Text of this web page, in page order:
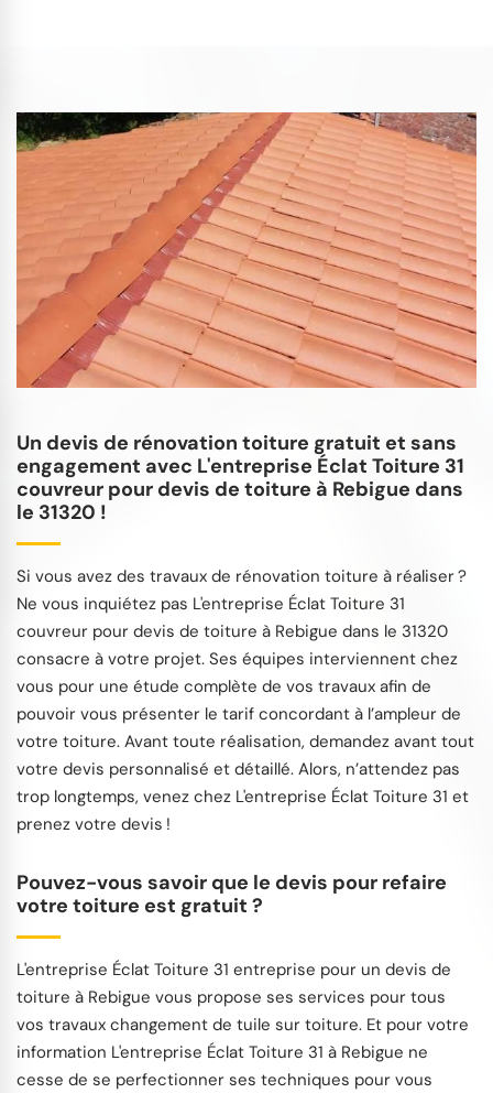
Un devis de rénovation toiture gratuit et sans
engagement avec L'entreprise Éclat Toiture 31
couvreur pour devis de toiture à Rebigue dans
le 31320 !
Si vous avez des travaux de rénovation toiture à réaliser ?
Ne vous inquiétez pas L'entreprise Éclat Toiture 31
couvreur pour devis de toiture à Rebigue dans le 31320
consacre à votre projet. Ses équipes interviennent chez
vous pour une étude complète de vos travaux afin de
pouvoir vous présenter le tarif concordant à l’ampleur de
votre toiture. Avant toute réalisation, demandez avant tout
votre devis personnalisé et détaillé. Alors, n’attendez pas
trop longtemps, venez chez L'entreprise Éclat Toiture 31 et
prenez votre devis !
Pouvez-vous savoir que le devis pour refaire
votre toiture est gratuit ?
L'entreprise Éclat Toiture 31 entreprise pour un devis de
toiture à Rebigue vous propose ses services pour tous
vos travaux changement de tuile sur toiture. Et pour votre
information L'entreprise Éclat Toiture 31 à Rebigue ne
cesse de se perfectionner ses techniques pour vous